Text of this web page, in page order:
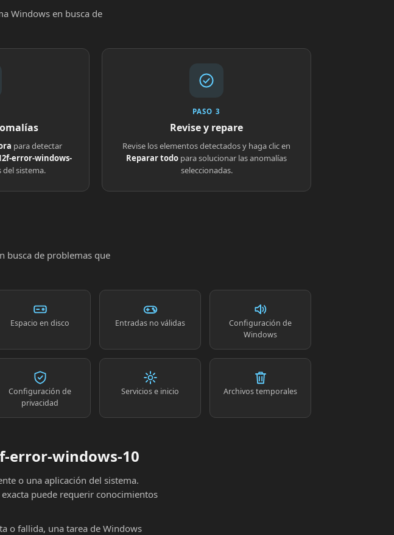
Windows en busca de
para detectar
error-windows-
sistema.
PASO 3
Revise y repare
Revise los elementos detectados y haga clic en
Reparar todo para solucionar las anomalías
seleccionadas.
busca de problemas que
Espacio en disco Entradas no válidas
Configuración de
Windows
Configuración de
privacidad
Servicios e inicio Archivos temporales
error-windows-10
o una aplicación del sistema.
puede requerir conocimientos
o fallida, una tarea de Windows